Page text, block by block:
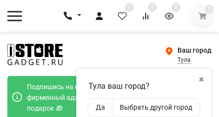
0 0 0 0
Ваш город
Тула
✖
Тула ваш город?
Да Выбрать другой город
Подпишись на наш телеграмм канал и получи
фирменный адаптер Type-C 20W при покупке в
подарок 🎁